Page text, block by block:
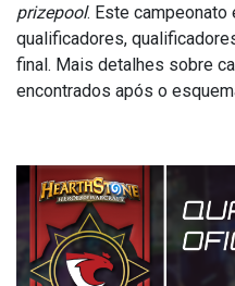
prizepool. Este
qualificadores,
final. Mais detalhes sobre
encontrados após o